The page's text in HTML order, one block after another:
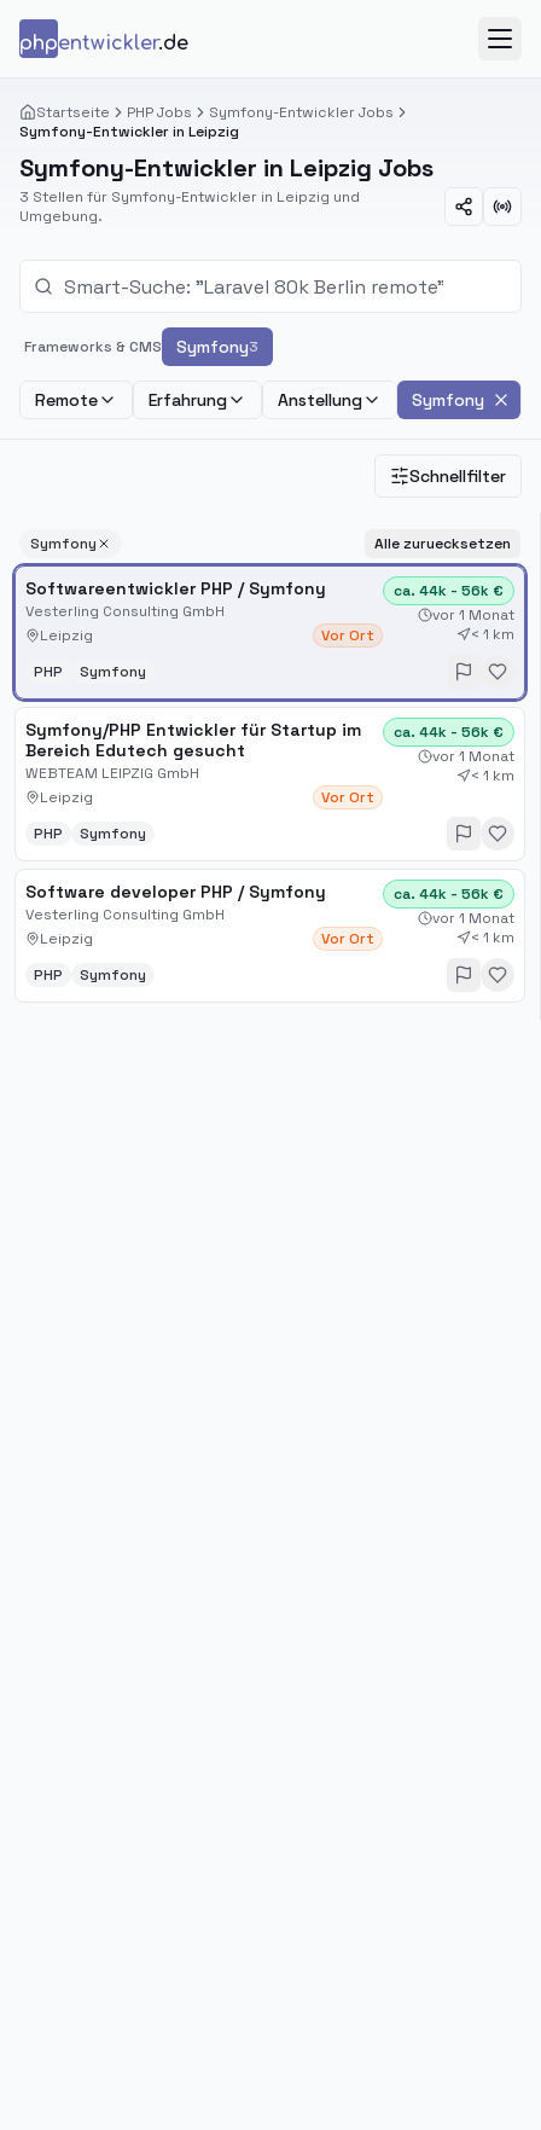
phpentwickler.de
Startseite PHP Jobs
Symfony-Entwickler Jobs
Symfony-Entwickler in Leipzig
Symfony-Entwickler in Leipzig Jobs
3 Stellen für Symfony-Entwickler in Leipzig und
Umgebung.
Frameworks & CMS Symfony3
Remote Erfahrung Anstellung Symfony
Schnellfilter
Symfony Alle zuruecksetzen
Softwareentwickler PHP / Symfony
Vesterling Consulting GmbH
Leipzig
Vor Ort
ca. 44k - 56k €
vor 1 Monat
< 1 km
PHP
Symfony
Symfony/PHP Entwickler für Startup im
Bereich Edutech gesucht
WEBTEAM LEIPZIG GmbH
Leipzig
Vor Ort
ca. 44k - 56k €
vor 1 Monat
< 1 km
PHP Symfony
Software developer PHP / Symfony
Vesterling Consulting GmbH
Leipzig
Vor Ort
ca. 44k - 56k €
vor 1 Monat
< 1 km
PHP
Symfony